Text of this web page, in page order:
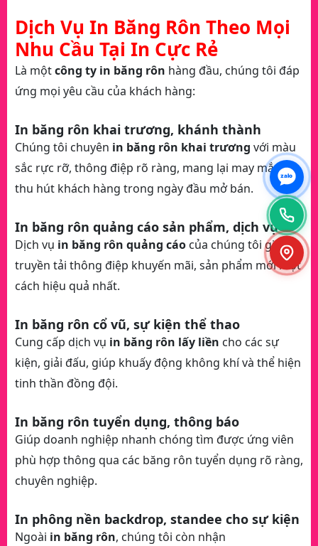
Dịch Vụ In Băng Rôn Theo Mọi
Nhu Cầu Tại In Cực Rẻ
Là mộtcông ty in băng rôn hàng đầu, chúng tôi đáp
ứng mọi yêu cầu của khách hàng:
In băng rôn khai trương, khánh thành
Chúng tôi chuyên in băng rôn khai trương với màu
sắc rực rỡ, thông điệp rõ ràng, mang lại may mắn và
thu hút khách hàng trong ngày đầu mở bán.
In băng rôn quảng cáo sản phẩm, dịch vụ
Dịch vụ in băng rôn quảng cáo của chúng tôi giúp
truyền tải thông điệp khuyến mãi, sản phẩm mới một
cách hiệu quả nhất.
In băng rôn cổ vũ, sự kiện thể thao
Cung cấp dịch vụ in băng rôn lấy liền cho các sự
kiện, giải đấu, giúp khuấy động không khí và thể hiện
tinh thần đồng đội.
In băng rôn tuyển dụng, thông báo
Giúp doanh nghiệp nhanh chóng tìm được ứng viên
phù hợp thông qua các băng rôn tuyển dụng rõ ràng,
chuyên nghiệp.
In phông nền backdrop, standee cho sự kiện
Ngoài in băng rôn, chúng tôi còn nhận
zalo